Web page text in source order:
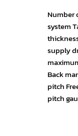
Number
system
supply
Back
pitch
pitch